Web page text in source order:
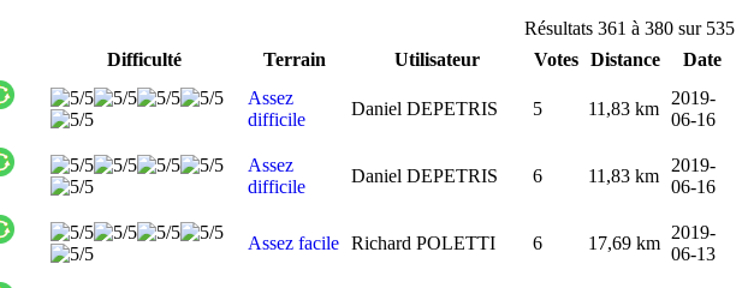
Résultats 361 à 380 sur 535
Difficulté Terrain Utilisateur Votes Distance Date
Assez
difficile
Daniel DEPETRIS 5 11,83 km
2019-
06-16
Assez
difficile
Daniel DEPETRIS 6 11,83 km
2019-
06-16
Assez facile Richard POLETTI 6 17,69 km
2019-
06-13